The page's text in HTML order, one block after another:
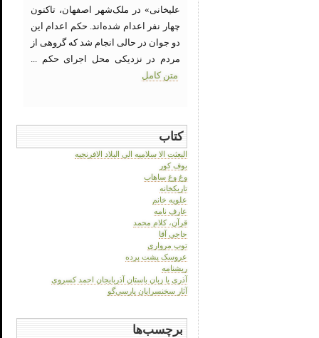
علیخانی» در ملک‌شهر اصفهان، تاکنون
چهار نفر اعدام شده‌اند. حکم اعدام این
دو جوان در حالی انجام شد که گروهی از
مردم در نزدیکی محل اجرای حکم ...
متن کامل
کتاب
البعثت الا سلامیه الی البلاد الافرنجیه
بوف کور
وغ وغ ساهاب
تاریکخانه
علویه خانم
عارف نامه
قرآن، کلام محمد
حاجی آقا
توپ مرواری
عروسک پشت پرده
ریشنامه
آذری یا زبان باستان آذربایجان احمد کسروی
آثار سخنسرایان پارسی‌گو
برچسب‌ها